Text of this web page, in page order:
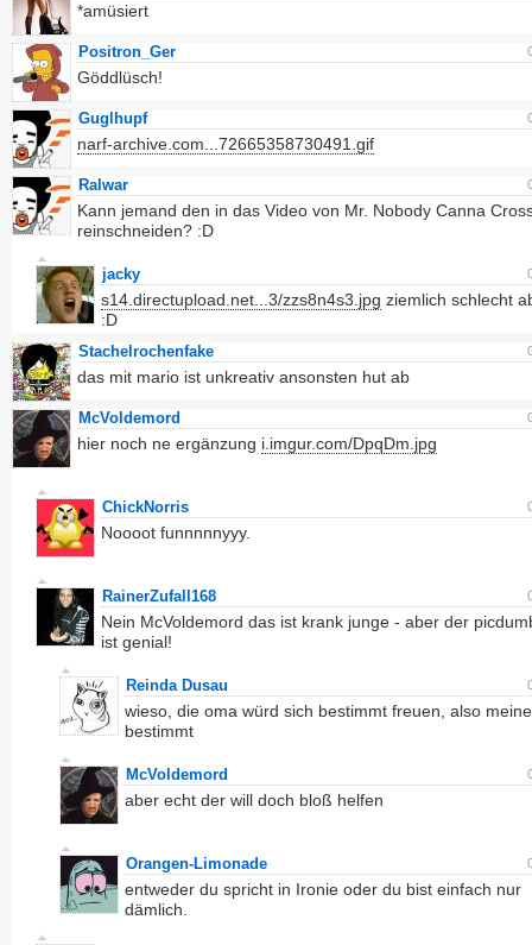
*amüsiert
Positron_Ger
Göddlüsch!
Guglhupf
narf-archive.com...72665358730491.gif
Ralwar
Kann jemand den in das Video von Mr. Nobody Canna
reinschneiden? :D
jacky
s14.directupload.net...3/zzs8n4s3.jpg ziemlich schlecht
:D
Stachelrochenfake
das mit mario ist unkreativ ansonsten hut ab
McVoldemord
hier noch ne ergänzung i.imgur.com/DpqDm.jpg
ChickNorris
Noooot funnnnnyyy.
RainerZufall168
Nein McVoldemord das ist krank junge - aber der
ist genial!
Reinda Dusau
wieso, die oma würd sich bestimmt freuen, also meine
bestimmt
McVoldemord
aber echt der will doch bloß helfen
Orangen-Limonade
entweder du spricht in Ironie oder du bist einfach nur
dämlich.